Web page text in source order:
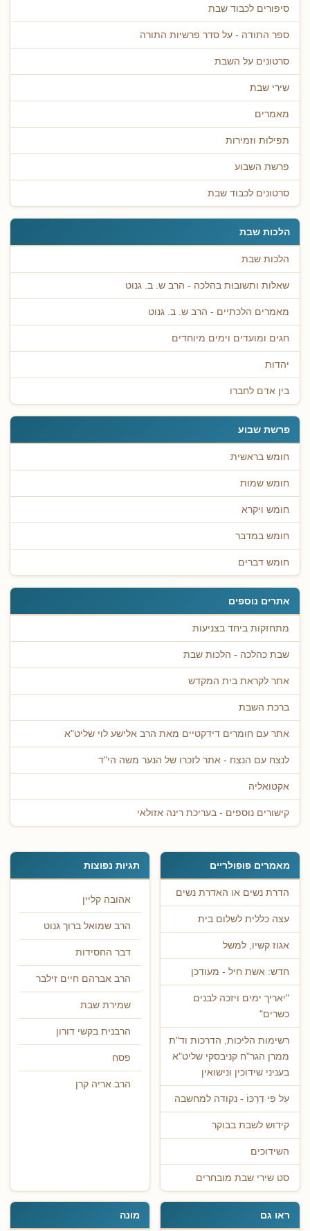
סיפורים לכבוד שבת
ספר התודה - על סדר פרשיות התורה
סרטונים על השבת
שירי שבת
מאמרים
תפילות וזמירות
פרשת השבוע
סרטונים לכבוד שבת
הלכות שבת
הלכות שבת
שאלות ותשובות בהלכה - הרב ש. ב. גנוט
מאמרים הלכתיים - הרב ש. ב. גנוט
חגים ומועדים וימים מיוחדים
יהדות
בין אדם לחברו
פרשת שבוע
חומש בראשית
חומש שמות
חומש ויקרא
חומש במדבר
חומש דברים
אתרים נוספים
מתחזקות ביחד בצניעות
שבת כהלכה - הלכות שבת
אתר לקראת בית המקדש
ברכת השבת
אתר עם חומרים דידקטיים מאת הרב אלישע לוי שליט"א
לנצח עם הנצח - אתר לזכרו של הנער משה הי"ד
אקטואליה
קישורים נוספים - בעריכת רינה אזולאי
מאמרים פופולריים
הדרת נשים או האדרת נשים
עצה כללית לשלום בית
אגוז קשיו, למשל
חדש: אשת חיל - מעודכן
"יאריך ימים ויזכה לבנים
כשרים"
רשימות הליכות, הדרכות וד"ת
ממרן הגר"ח קניבסקי שליט"א
בעניני שידוכין ונישואין
עַל פִּי דַרְכּוֹ - נקודה למחשבה
קידוש לשבת בבוקר
השידוכים
סט שירי שבת מובחרים
תגיות נפוצות
אהובה קליין
הרב שמואל ברוך גנוט
דבר החסידות
הרב אברהם חיים זילבר
שמירת שבת
הרבנית בקשי דורון
פסח
הרב אריה קרן
ראו גם מונה